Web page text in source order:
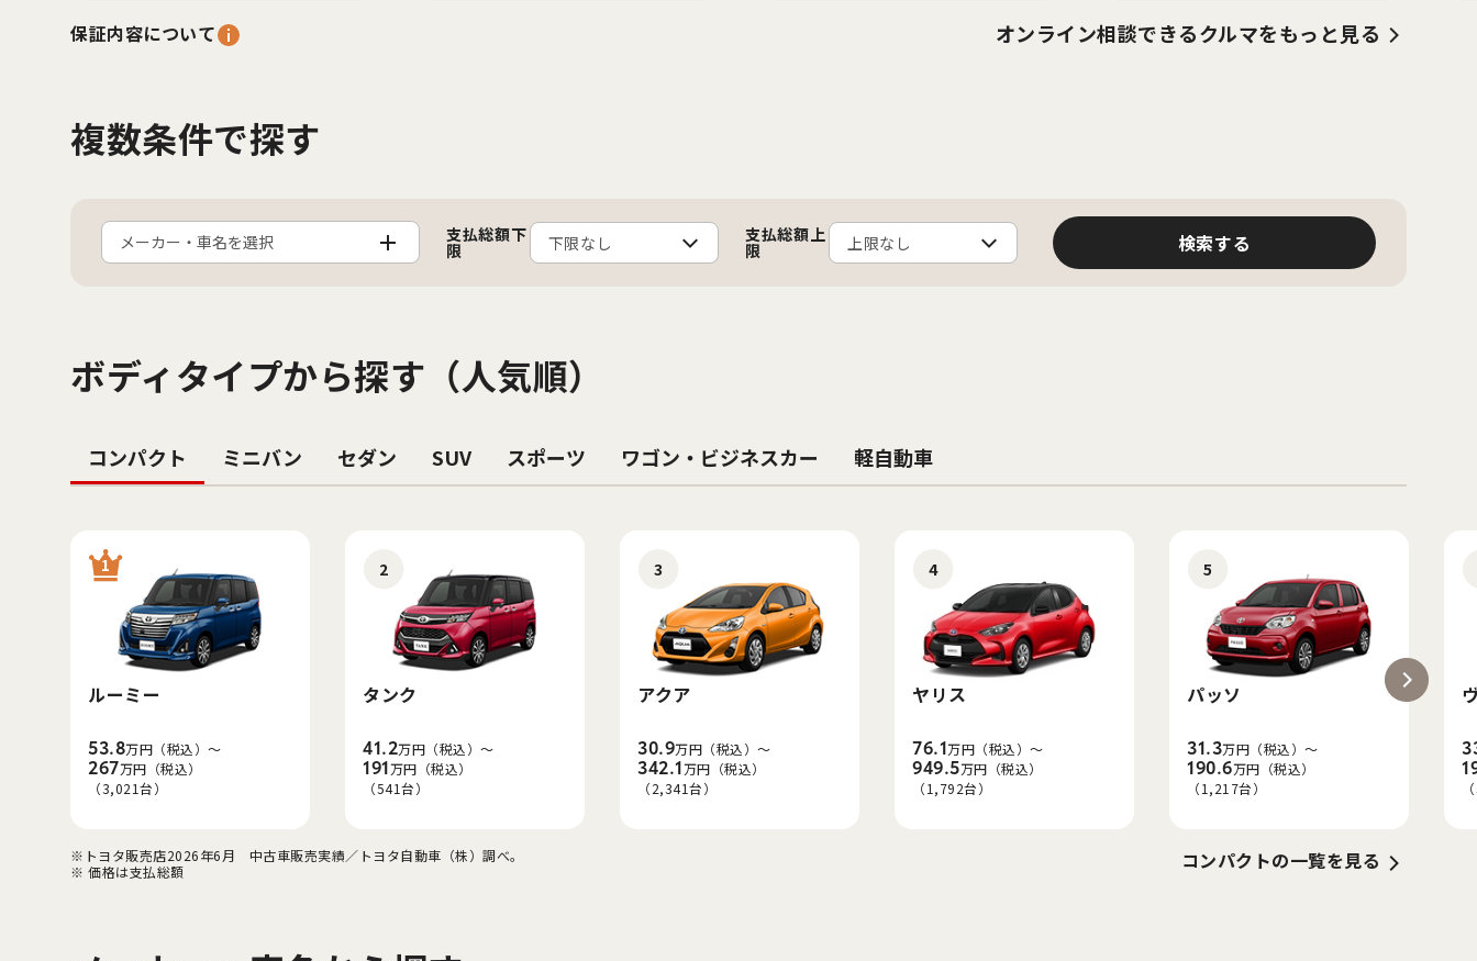
保証内容について オンライン相談できるクルマをもっと見る
複数条件で探す
メーカー・車名を選択 支払総額下
限
支払総額上
限
ボディタイプから探す（人気順）
コンパクト ミニバン セダン SUV スポーツ ワゴン・ビジネスカー 軽自動車
1
ルーミー
53.8万円（税込）～
267万円（税込）
（3,021台）
2
タンク
41.2万円（税込）～
191万円（税込）
（541台）
3
アクア
30.9万円（税込）～
342.1万円（税込）
（2,341台）
4
ヤリス
76.1万円（税込）～
949.5万円（税込）
（1,792台）
5
パッソ
31.3万円（税込）～
190.6万円（税込）
（1,217台）
※トヨタ販売店2026年6月　中古車販売実績／トヨタ自動車（株）調べ。
※ 価格は支払総額
コンパクトの一覧を見る